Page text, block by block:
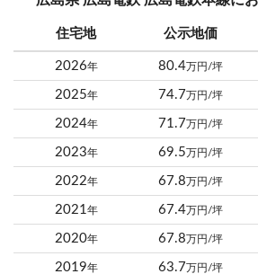
住宅地 公示地価
2026年 80.4万円/坪
2025年 74.7万円/坪
2024年 71.7万円/坪
2023年 69.5万円/坪
2022年 67.8万円/坪
2021年 67.4万円/坪
2020年 67.8万円/坪
2019年 63.7万円/坪